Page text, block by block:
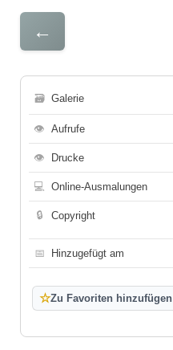
←
🗃 Galerie
👁 Aufrufe
👁 Drucke
💻 Online-Ausmalungen
🔒 Copyright
📅 Hinzugefügt am
☆Zu Favoriten hinzufügen